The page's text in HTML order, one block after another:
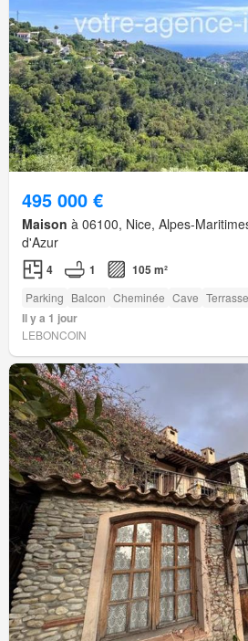
495 000 €
Maison à 06100, Nice, Alpes-
d'Azur
4 1 105 m²
Parking Balcon Cheminée Cave Terrasse
Il y a 1 jour
LEBONCOIN